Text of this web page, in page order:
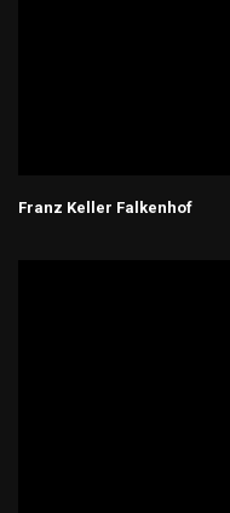
Franz Keller Falkenhof